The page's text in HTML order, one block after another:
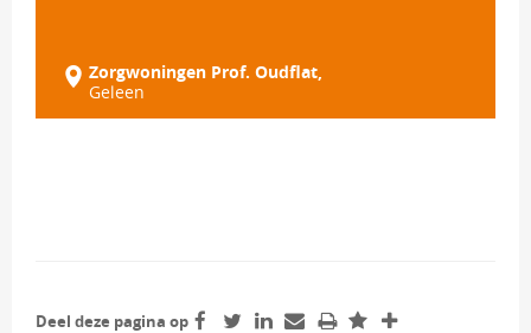
Zorgwoningen Prof. Oudflat,
Geleen
Deel deze pagina op